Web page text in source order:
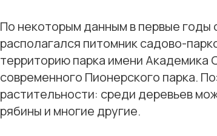
По некоторым данным в первые годы
располагался питомник садово-
территорию парка имени Академика
современного Пионерского парка.
растительности: среди деревьев
рябины и многие другие.